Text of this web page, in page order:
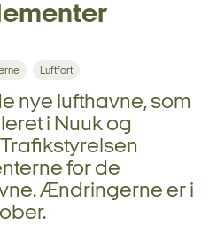
Luftfart
nye lufthavne, som
i Nuuk og
for de
Ændringerne er i